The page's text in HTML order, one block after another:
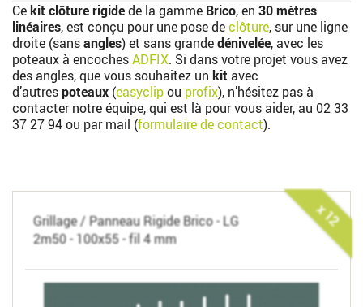
Cekit clôture rigidede la gamme Brico, en 30 mètres
linéaires, est conçu pour une pose declôture, sur une ligne
droite (sansangles) et sans grandedénivelée, avec les
poteaux à encochesADFIX. Si dans votre projet vous avez
des angles, que vous souhaitez un kit avec
d’autrespoteaux (easyclipou profix), n’hésitez pas à
contacter notre équipe, qui est là pour vous aider, au 02 33
37 27 94ou par mail (formulaire de contact).
x 12
Grillage / Panneau Rigide Brico - LG
2m50 - 100x55 - fil 4 mm